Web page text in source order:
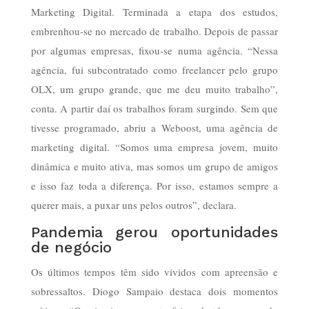
Marketing Digital. Terminada a etapa dos estudos,
embrenhou-se no mercado de trabalho. Depois de passar
por algumas empresas, fixou-se numa agência. “Nessa
agência, fui subcontratado como freelancer pelo grupo
OLX, um grupo grande, que me deu muito trabalho”,
conta. A partir daí os trabalhos foram surgindo. Sem que
tivesse programado, abriu a Weboost, uma agência de
marketing digital. “Somos uma empresa jovem, muito
dinâmica e muito ativa, mas somos um grupo de amigos
e isso faz toda a diferença. Por isso, estamos sempre a
querer mais, a puxar uns pelos outros”, declara.
Pandemia gerou oportunidades
de negócio
Os últimos tempos têm sido vividos com apreensão e
sobressaltos. Diogo Sampaio destaca dois momentos